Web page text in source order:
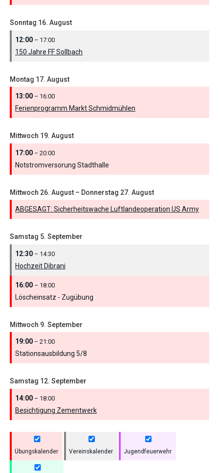
Sonntag 16. August
12:00 – 17:00
150 Jahre FF Sollbach
Montag 17. August
13:00 – 16:00
Ferienprogramm Markt Schmidmühlen
Mittwoch 19. August
17:00 – 20:00
Notstromversorung Stadthalle
Mittwoch 26. August – Donnerstag 27. August
ABGESAGT: Sicherheitswache Luftlandeoperation US Army
Samstag 5. September
12:30 – 14:30
Hochzeit Dibrani
16:00 – 18:00
Löscheinsatz - Zugübung
Mittwoch 9. September
19:00 – 21:00
Stationsausbildung 5/8
Samstag 12. September
14:00 – 18:00
Besichtigung Zementwerk
Übungskalender Vereinskalender Jugendfeuerwehr